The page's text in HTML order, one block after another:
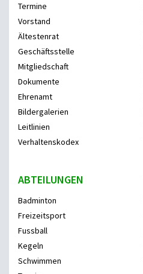
Termine
Vorstand
Ältestenrat
Geschäftsstelle
Mitgliedschaft
Dokumente
Ehrenamt
Bildergalerien
Leitlinien
Verhaltenskodex
ABTEILUNGEN
Badminton
Freizeitsport
Fussball
Kegeln
Schwimmen